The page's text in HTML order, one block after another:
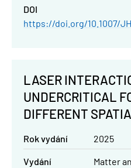
DOI
https://doi.org/10.1007/
LASER
UNDERCRITICAL
DIFFERENT
Rok vydání 2025
Vydání
Matter